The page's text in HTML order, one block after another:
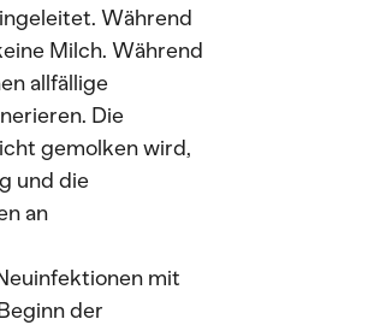
Während
Milch. Während
allfällige
Die
gemolken wird,
und die
an
mit
der